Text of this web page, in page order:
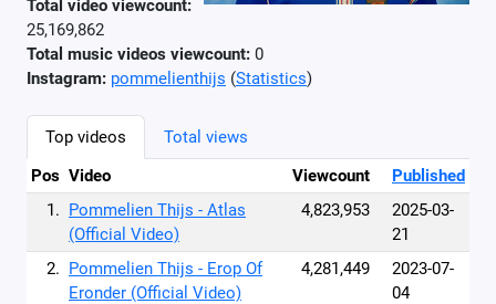
Total video viewcount:
25,169,862
Total music videos viewcount: 0
Instagram: pommelienthijs (Statistics)
Top videos
Total views
Pos Video Viewcount
Published
1. Pommelien Thijs - Atlas
(Official Video)
4,823,953
2025-03-
21
2. Pommelien Thijs - Erop Of
Eronder (Official Video)
4,281,449
2023-07-
04